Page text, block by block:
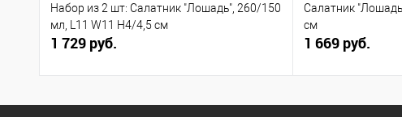
Набор из 2 шт: Салатник "Лошадь", 260/150
мл, L11 W11 H4/4,5 см
1 729 руб.
Салатник
см
1 669 руб.